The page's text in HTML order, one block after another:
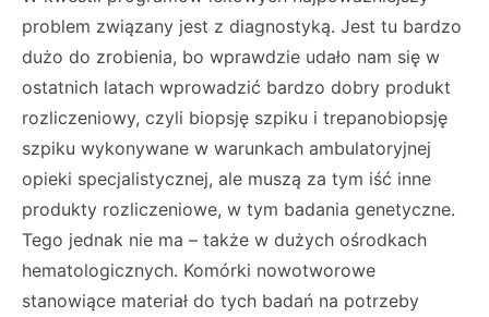
problem związany jest z diagnostyką. Jest tu bardzo
dużo do zrobienia, bo wprawdzie udało nam się w
ostatnich latach wprowadzić bardzo dobry produkt
rozliczeniowy, czyli biopsję szpiku i trepanobiopsję
szpiku wykonywane w warunkach ambulatoryjnej
opieki specjalistycznej, ale muszą za tym iść inne
produkty rozliczeniowe, w tym badania genetyczne.
Tego jednak nie ma – także w dużych ośrodkach
hematologicznych. Komórki nowotworowe
stanowiące materiał do tych badań na potrzeby